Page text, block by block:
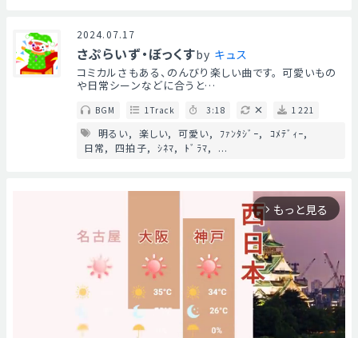
2024.07.17
さぷらいず・ぼっくすby キュス
コミカルさもある、のんびり楽しい曲です。 可愛いもの
や日常シーンなどに合うと…
BGM 1Track 3:18 1221
明るい 楽しい 可愛い ﾌｧﾝﾀｼﾞｰ
ｺﾒﾃﾞｨｰ
日常
四拍子 ｼﾈﾏ ﾄﾞﾗﾏ ...
arrow_forward_ios もっと見る